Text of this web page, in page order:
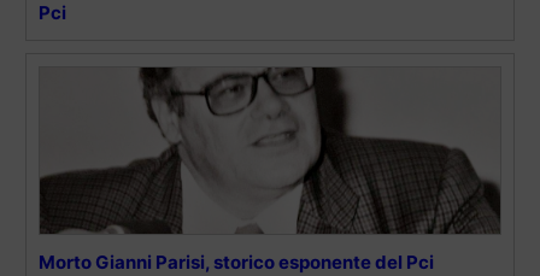
Pci
Morto Gianni Parisi, storico esponente del Pci